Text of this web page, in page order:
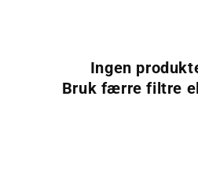
Ingen
Bruk færre filtre